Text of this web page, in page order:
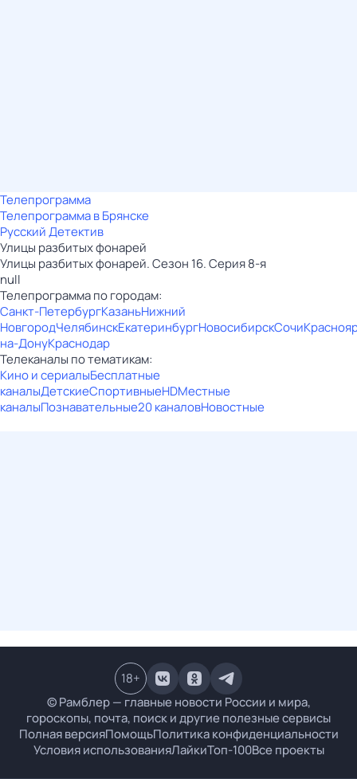
Телепрограмма
Телепрограмма в Брянске
Русский Детектив
Улицы разбитых фонарей
Улицы разбитых фонарей. Сезон 16. Серия 8-я
null
Телепрограмма по городам:
Санкт-ПетербургКазаньНижний
НовгородЧелябинскЕкатеринбургНовосибирскСочи
на-ДонуКраснодар
Телеканалы по тематикам:
Кино и сериалыБесплатные
каналыДетскиеСпортивныеHDМестные
каналыПознавательные20 каналовНовостные
© Рамблер — главные новости России и мира,
гороскопы, почта, поиск и другие полезные сервисы
Полная версияПомощьПолитика конфиденциальности
Условия использованияЛайкиТоп-100Все проекты
18+